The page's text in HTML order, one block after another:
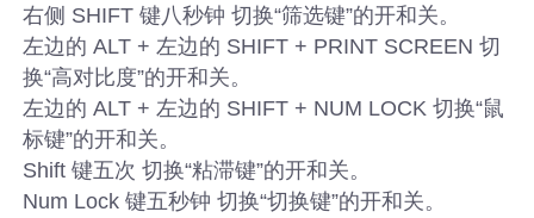
右侧 SHIFT 键八秒钟 切换“筛选键”的开和关。
左边的 ALT + 左边的 SHIFT + PRINT SCREEN 切
换“高对比度”的开和关。
左边的 ALT + 左边的 SHIFT + NUM LOCK 切换“鼠
标键”的开和关。
Shift 键五次 切换“粘滞键”的开和关。
Num Lock 键五秒钟 切换“切换键”的开和关。